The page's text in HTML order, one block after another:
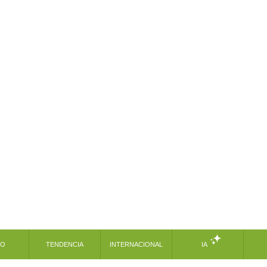
TENDENCIA INTERNACIONAL IA